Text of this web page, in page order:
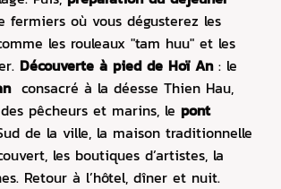
fermiers où vous dégusterez les
les rouleaux "tam huu" et les
Découverte à pied de Hoï An: le
consacré à la déesse Thien Hau,
pêcheurs et marins, le pont
de la ville, la maison traditionnelle
les boutiques d’artistes, la
Retour à l’hôtel, dîner et nuit.